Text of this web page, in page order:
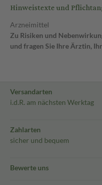
Hinweistexte und
Arzneimittel
Zu Risiken und
und fragen Sie Ihre Ärztin,
Versandarten
i.d.R. am nächsten Werktag
Zahlarten
sicher und bequem
Bewerte uns